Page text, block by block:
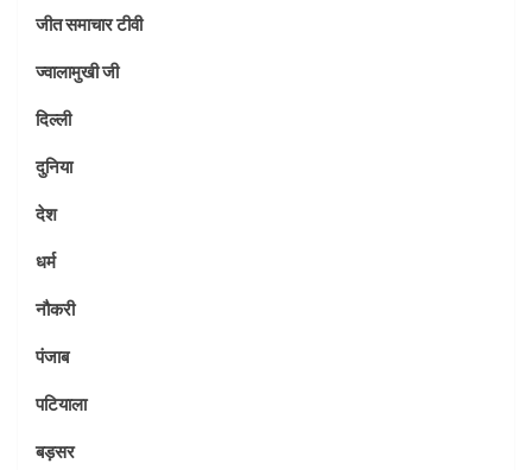
जीत समाचार टीवी
ज्वालामुखी जी
दिल्ली
दुनिया
देश
धर्म
नौकरी
पंजाब
पटियाला
बड़सर